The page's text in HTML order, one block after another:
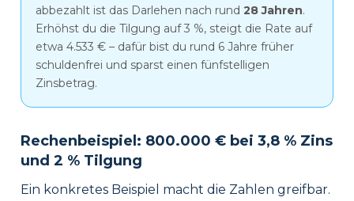
abbezahlt ist das Darlehen nach rund 28 Jahren.
Erhöhst du die Tilgung auf 3 %, steigt die Rate auf
etwa 4.533 € – dafür bist du rund 6 Jahre früher
schuldenfrei und sparst einen fünfstelligen
Zinsbetrag.
Rechenbeispiel: 800.000 € bei 3,8 % Zins
und 2 % Tilgung
Ein konkretes Beispiel macht die Zahlen greifbar.